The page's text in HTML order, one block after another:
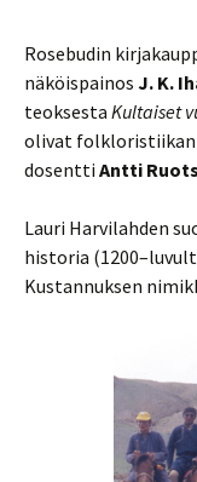
Rosebudin
näköispainos J. K.
teoksesta Kultaiset
olivat
dosentti Antti
Lauri Harvilahden
historia
Kustannuksen